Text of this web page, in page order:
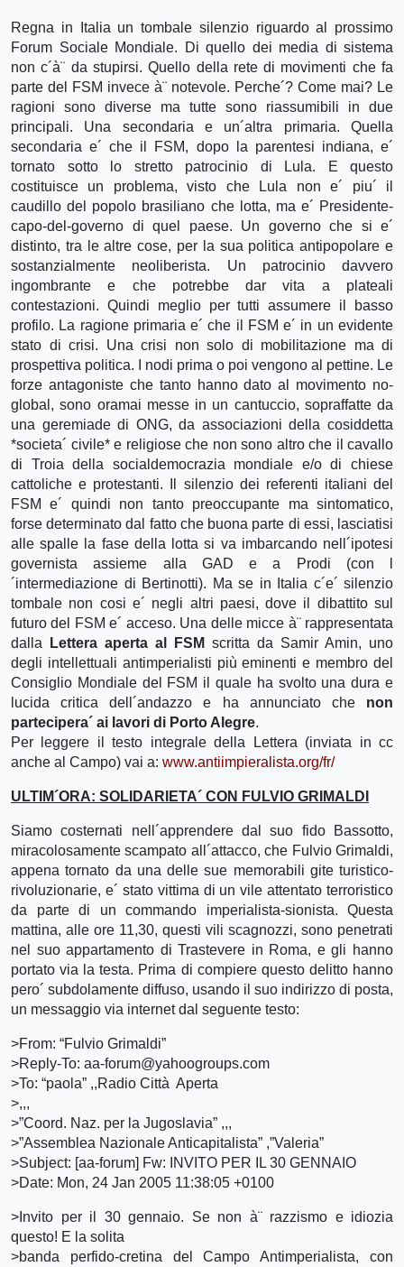
Regna in Italia un tombale silenzio riguardo al prossimo
Forum Sociale Mondiale. Di quello dei media di sistema
non c´à¨ da stupirsi. Quello della rete di movimenti che fa
parte del FSM invece à¨ notevole. Perche´? Come mai? Le
ragioni sono diverse ma tutte sono riassumibili in due
principali. Una secondaria e un´altra primaria. Quella
secondaria e´ che il FSM, dopo la parentesi indiana, e´
tornato sotto lo stretto patrocinio di Lula. E questo
costituisce un problema, visto che Lula non e´ piu´ il
caudillo del popolo brasiliano che lotta, ma e´ Presidente-
capo-del-governo di quel paese. Un governo che si e´
distinto, tra le altre cose, per la sua politica antipopolare e
sostanzialmente neoliberista. Un patrocinio davvero
ingombrante e che potrebbe dar vita a plateali
contestazioni. Quindi meglio per tutti assumere il basso
profilo. La ragione primaria e´ che il FSM e´ in un evidente
stato di crisi. Una crisi non solo di mobilitazione ma di
prospettiva politica. I nodi prima o poi vengono al pettine. Le
forze antagoniste che tanto hanno dato al movimento no-
global, sono oramai messe in un cantuccio, sopraffatte da
una geremiade di ONG, da associazioni della cosiddetta
*societa´ civile* e religiose che non sono altro che il cavallo
di Troia della socialdemocrazia mondiale e/o di chiese
cattoliche e protestanti. Il silenzio dei referenti italiani del
FSM e´ quindi non tanto preoccupante ma sintomatico,
forse determinato dal fatto che buona parte di essi, lasciatisi
alle spalle la fase della lotta si va imbarcando nell´ipotesi
governista assieme alla GAD e a Prodi (con l
´intermediazione di Bertinotti). Ma se in Italia c´e´ silenzio
tombale non cosi e´ negli altri paesi, dove il dibattito sul
futuro del FSM e´ acceso. Una delle micce à¨ rappresentata
dalla
Lettera aperta al FSM scritta da Samir Amin, uno
degli intellettuali antimperialisti più eminenti e membro del
Consiglio Mondiale del FSM il quale ha svolto una dura e
lucida critica dell´andazzo e ha annunciato che non
partecipera´ ai lavori di Porto Alegre.
Per leggere il testo integrale della Lettera (inviata in cc
anche al Campo) vai a: www.antiimpieralista.org/fr/
ULTIM´ORA: SOLIDARIETA´ CON FULVIO GRIMALDI
Siamo costernati nell´apprendere dal suo fido Bassotto,
miracolosamente scampato all´attacco, che Fulvio Grimaldi,
appena tornato da una delle sue memorabili gite turistico-
rivoluzionarie, e´ stato vittima di un vile attentato terroristico
da parte di un commando imperialista-sionista. Questa
mattina, alle ore 11,30, questi vili scagnozzi, sono penetrati
nel suo appartamento di Trastevere in Roma, e gli hanno
portato via la testa. Prima di compiere questo delitto hanno
pero´ subdolamente diffuso, usando il suo indirizzo di posta,
un messaggio via internet dal seguente testo:
>From: “Fulvio Grimaldi”
>Reply-To: aa-forum@yahoogroups.com
>To: “paola” ,,Radio Città Aperta
>,,,
>”Coord. Naz. per la Jugoslavia” ,,,
>”Assemblea Nazionale Anticapitalista” ,”Valeria”
>Subject: [aa-forum] Fw: INVITO PER IL 30 GENNAIO
>Date: Mon, 24 Jan 2005 11:38:05 +0100
>Invito per il 30 gennaio. Se non à¨ razzismo e idiozia
questo! E la solita
>banda perfido-cretina del Campo Antimperialista, con